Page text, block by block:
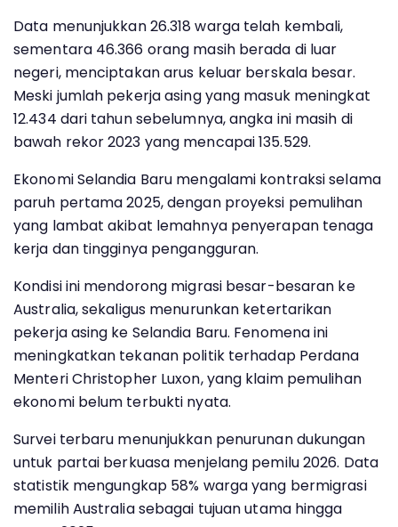
Data menunjukkan 26.318 warga telah kembali,
sementara 46.366 orang masih berada di luar
negeri, menciptakan arus keluar berskala besar.
Meski jumlah pekerja asing yang masuk meningkat
12.434 dari tahun sebelumnya, angka ini masih di
bawah rekor 2023 yang mencapai 135.529.
Ekonomi Selandia Baru mengalami kontraksi selama
paruh pertama 2025, dengan proyeksi pemulihan
yang lambat akibat lemahnya penyerapan tenaga
kerja dan tingginya pengangguran.
Kondisi ini mendorong migrasi besar-besaran ke
Australia, sekaligus menurunkan ketertarikan
pekerja asing ke Selandia Baru. Fenomena ini
meningkatkan tekanan politik terhadap Perdana
Menteri Christopher Luxon, yang klaim pemulihan
ekonomi belum terbukti nyata.
Survei terbaru menunjukkan penurunan dukungan
untuk partai berkuasa menjelang pemilu 2026. Data
statistik mengungkap 58% warga yang bermigrasi
memilih Australia sebagai tujuan utama hingga